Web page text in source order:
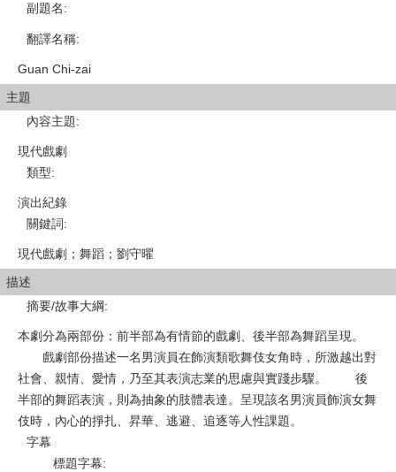
副題名:
翻譯名稱:
Guan Chi-zai
主題
內容主題:
現代戲劇
類型:
演出紀錄
關鍵詞:
現代戲劇；舞蹈；劉守曜
描述
摘要/故事大綱:
本劇分為兩部份：前半部為有情節的戲劇、後半部為舞蹈呈現。
戲劇部份描述一名男演員在飾演類歌舞伎女角時，所激越出對
社會、親情、愛情，乃至其表演志業的思慮與實踐步驟。 後
半部的舞蹈表演，則為抽象的肢體表達。呈現該名男演員飾演女舞
伎時，內心的掙扎、昇華、逃避、追逐等人性課題。
字幕
標題字幕: